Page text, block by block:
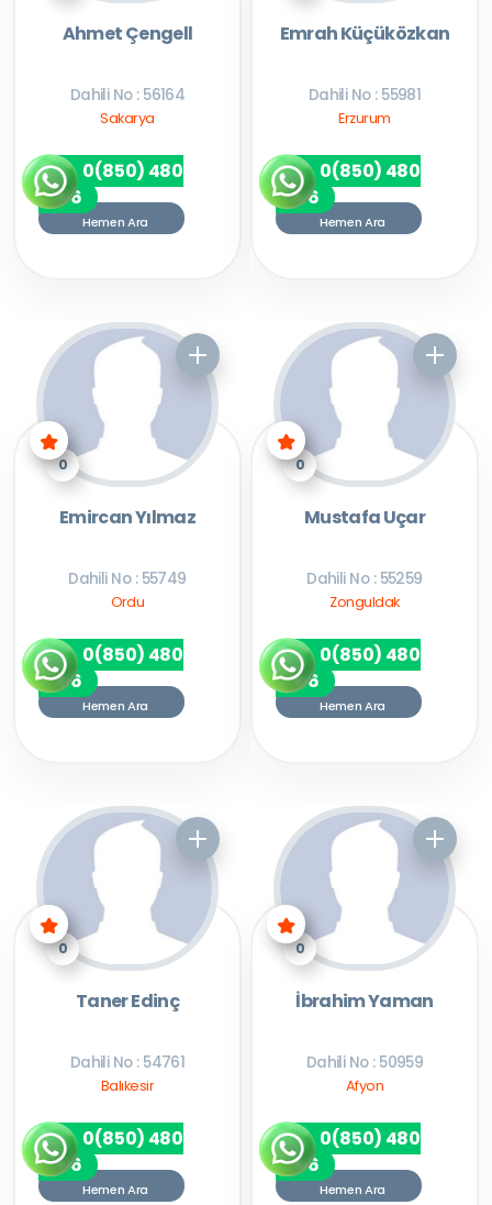
Ahmet Çengell
Dahili No : 56164
Sakarya
0(850) 480
7256
Hemen Ara
Emrah Küçüközkan
Dahili No : 55981
Erzurum
0(850) 480
7256
Hemen Ara
0
Emircan Yılmaz
Dahili No : 55749
Ordu
0(850) 480
7256
Hemen Ara
0
Mustafa Uçar
Dahili No : 55259
Zonguldak
0(850) 480
7256
Hemen Ara
0
Taner Edinç
Dahili No : 54761
Balıkesir
0(850) 480
7256
Hemen Ara
0
İbrahim Yaman
Dahili No : 50959
Afyon
0(850) 480
7256
Hemen Ara